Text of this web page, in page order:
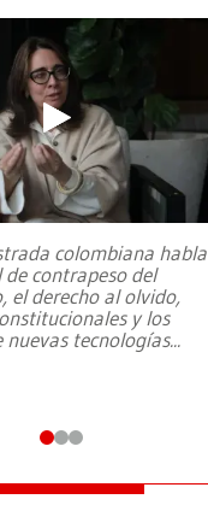
colombiana habla
de contrapeso del
el derecho al olvido,
y los
nuevas tecnologías...